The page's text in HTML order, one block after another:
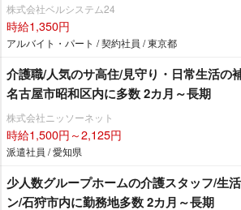
株式会社ベルシステム24
時給1,350円
アルバイト・パート / 契約社員 / 東京都
介護職/人気のサ高住/見守り・日常生活の
名古屋市昭和区内に多数 2カ月～長期
株式会社ニッソーネット
時給1,500円～2,125円
派遣社員 / 愛知県
少人数グループホームの介護スタッフ/生
ン/石狩市内に勤務地多数 2カ月～長期